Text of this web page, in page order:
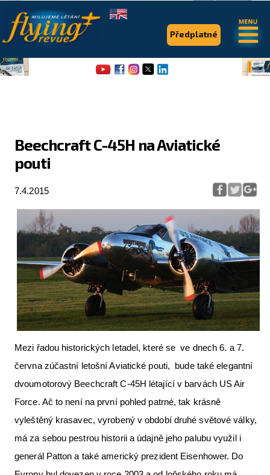
Beechcraft C-45H na Aviatické
pouti
7.4.2015
Mezi řadou historických letadel, které se ve dnech 6. a 7.
června zúčastní letošní Aviatické pouti, bude také elegantní
dvoumotorový Beechcraft C-45H létající v barvách US Air
Force. Ač to není na první pohled patrné, tak krásně
vyleštěný krasavec, vyrobený v období druhé světové války,
má za sebou pestrou historii a údajně jeho palubu využil i
generál Patton a také americký prezident Eisenhower. Do
Předplatné
.
Expedice
Pro piloty
Série & speciály
Letecká videa
Aktuální FR + archiv
Letecká muzea
VFR Communication app
The SAFE Guide app
Nabídky práce v letectví
Inzerujte s námi
E-SHOP